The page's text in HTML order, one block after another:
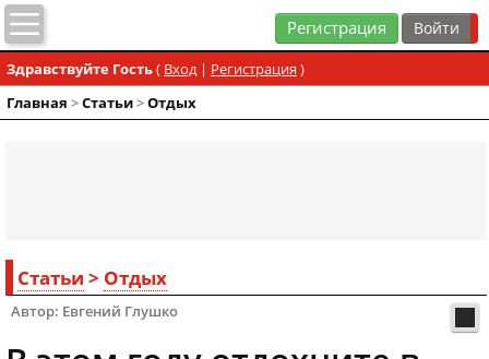
Регистрация
Здравствуйте Гость( Вход| Регистрация )
Главная >Статьи>Отдых
Статьи > Отдых
Автор: Евгений Глушко